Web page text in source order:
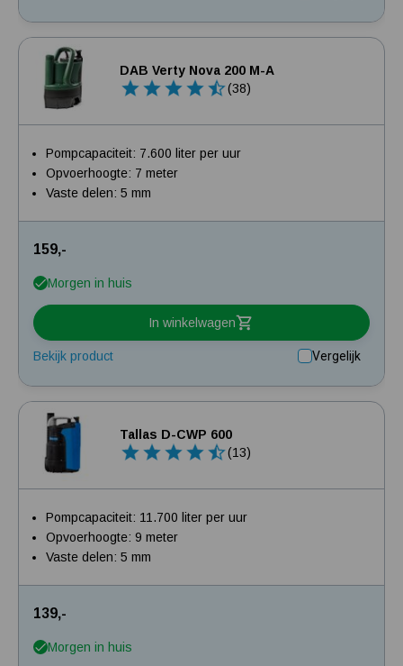
DAB Verty Nova 200 M-A
(38)
Pompcapaciteit: 7.600 liter per uur
Opvoerhoogte: 7 meter
Vaste delen: 5 mm
159,-
Morgen in huis
In winkelwagen
Bekijk product Vergelijk
Tallas D-CWP 600
(13)
Pompcapaciteit: 11.700 liter per uur
Opvoerhoogte: 9 meter
Vaste delen: 5 mm
139,-
Morgen in huis